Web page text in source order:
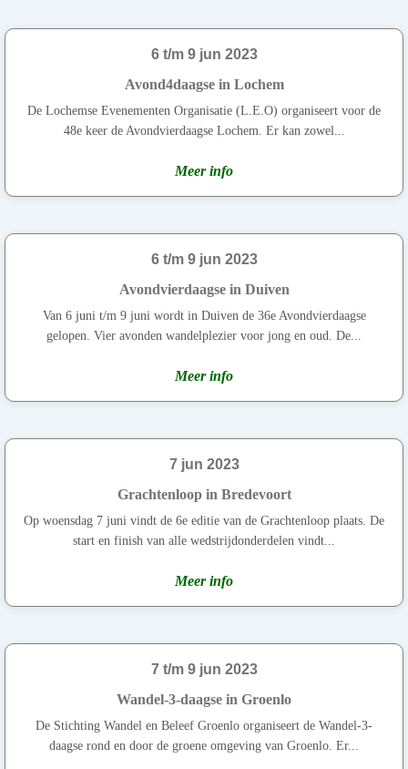
6 t/m 9 jun 2023
Avond4daagse in Lochem
De Lochemse Evenementen Organisatie (L.E.O) organiseert voor de
48e keer de Avondvierdaagse Lochem. Er kan zowel...
Meer info
6 t/m 9 jun 2023
Avondvierdaagse in Duiven
Van 6 juni t/m 9 juni wordt in Duiven de 36e Avondvierdaagse
gelopen. Vier avonden wandelplezier voor jong en oud. De...
Meer info
7 jun 2023
Grachtenloop in Bredevoort
Op woensdag 7 juni vindt de 6e editie van de Grachtenloop plaats. De
start en finish van alle wedstrijdonderdelen vindt...
Meer info
7 t/m 9 jun 2023
Wandel-3-daagse in Groenlo
De Stichting Wandel en Beleef Groenlo organiseert de Wandel-3-
daagse rond en door de groene omgeving van Groenlo. Er...